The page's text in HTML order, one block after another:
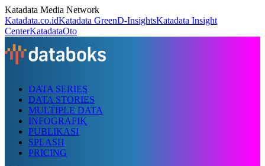
Katadata Media Network
Katadata.co.idKatadata GreenD-InsightsKatadata Insight
CenterKatadataOto
DATA SERIES
DATA STORIES
MULTIPLE DATA
INFOGRAFIK
PUBLIKASI
SPLASH
PRICING